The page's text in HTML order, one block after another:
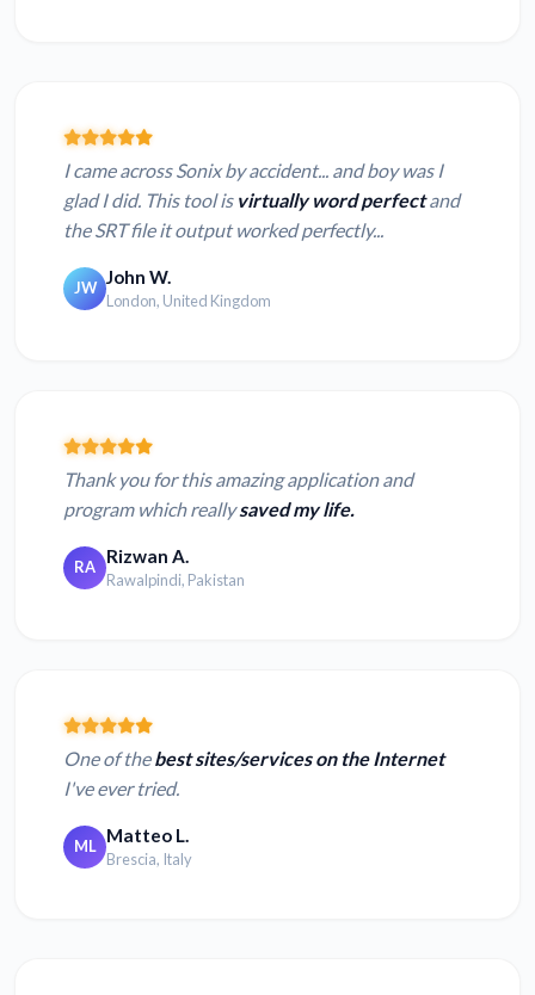
I came across Sonix by accident... and boy was I
glad I did. This tool is virtually word perfectand
the SRT file it output worked perfectly...
JW John W.
London, United Kingdom
Thank you for this amazing application and
program which reallysaved my life.
RA Rizwan A.
Rawalpindi, Pakistan
One of thebest sites/services on the Internet
I've ever tried.
ML Matteo L.
Brescia, Italy